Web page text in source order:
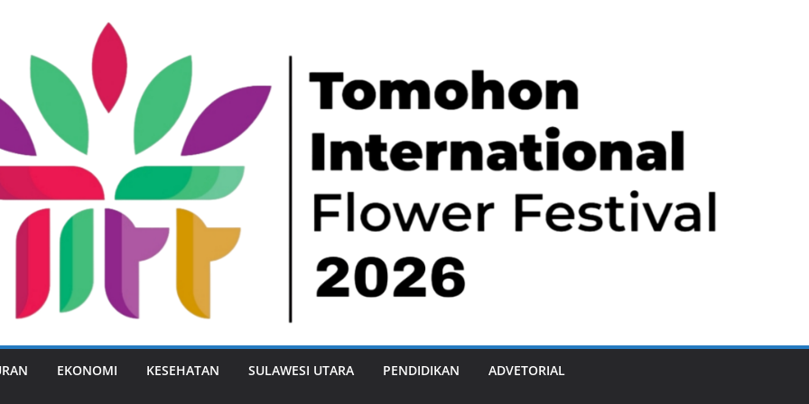
EKONOMI KESEHATAN SULAWESI UTARA PENDIDIKAN ADVETORIAL